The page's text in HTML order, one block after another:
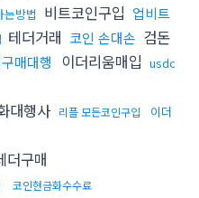
방법 비트코인구입 업비트
테더거래 코인 손대손 검돈
매대행 이더리움매입 usdc
대행사 리플 모든코인구입
이더
더구매
코인현금화수수료